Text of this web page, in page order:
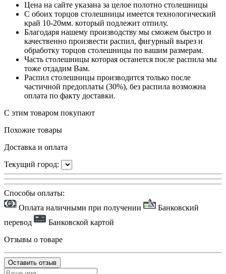
Цена на сайте указана за целое полотно столешницы
С обоих торцов столешницы имеется технологический
край 10-20мм. который подлежит отпилу.
Благодаря нашему производству мы сможем быстро и
качественно произвести распил, фигурный вырез и
обработку торцов столешницы по вашим размерам.
Часть столешницы которая останется после распила мы
тоже отдадим Вам.
Распил столешницы производится только после
частичной предоплаты (30%), без распила возможна
оплата по факту доставки.
С этим товаром покупают
Похожие товары
Доставка и оплата
Текущий город:
Способы оплаты:
Оплата наличными при получении
Банковский
перевод
Банковской картой
Отзывы о товаре
Оставить отзыв